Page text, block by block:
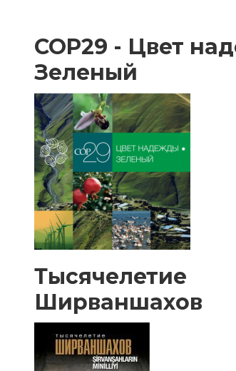
COP29 - Цвет
Зеленый
Тысячелетие
Ширваншахов